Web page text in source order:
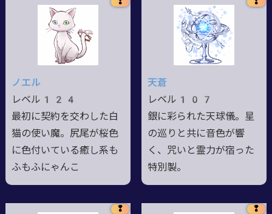
ノエル
レベル124
最初に契約を交わした白
猫の使い魔。尻尾が桜色
に色付いている癒し系も
ふもふにゃんこ
天蒼
レベル107
銀に彩られた天球儀。星
の巡りと共に音色が響
く、咒いと霊力が宿った
特別製。
❢ ❢